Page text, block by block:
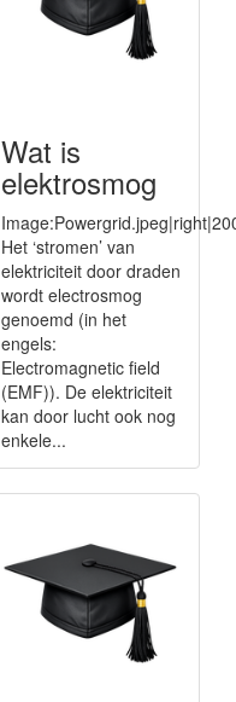
Wat is
elektrosmog
Het ‘stromen’ van
elektriciteit door draden
wordt electrosmog
genoemd (in het
engels:
Electromagnetic field
(EMF)). De elektriciteit
kan door lucht ook nog
enkele...